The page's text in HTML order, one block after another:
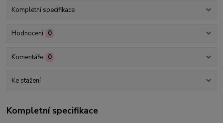
Kompletní specifikace
Hodnocení 0
Komentáře 0
Ke stažení
Kompletní specifikace